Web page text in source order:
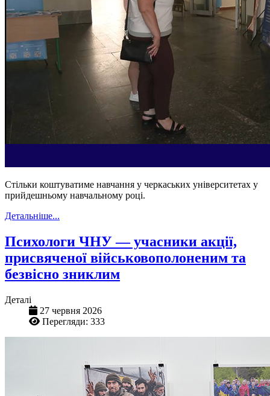
Стільки коштуватиме навчання у черкаських університетах у
прийдешньому навчальному році.
Детальніше...
Психологи ЧНУ — учасники акції,
присвяченої військовополоненим та
безвісно зниклим
Деталі
27 червня 2026
Перегляди: 333